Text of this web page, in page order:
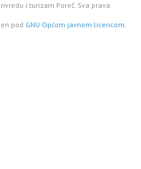
i turizam Poreč. Sva prava
pod GNU Općom javnom licencom.